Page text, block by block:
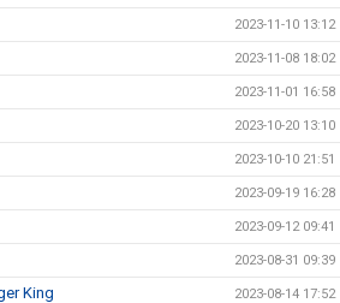
2023-11-10 13:12
2023-11-08 18:02
2023-11-01 16:58
2023-10-20 13:10
2023-10-10 21:51
2023-09-19 16:28
2023-09-12 09:41
2023-08-31 09:39
King 2023-08-14 17:52